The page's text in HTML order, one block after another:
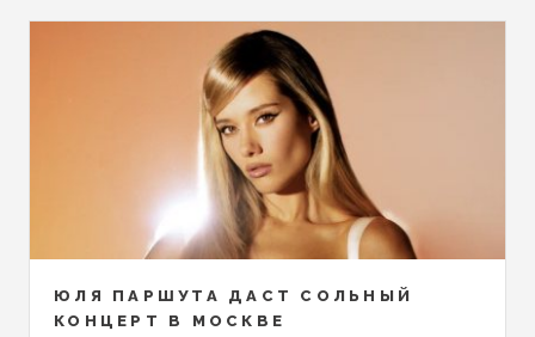
ЮЛЯ ПАРШУТА ДАСТ СОЛЬНЫЙ
КОНЦЕРТ В МОСКВЕ